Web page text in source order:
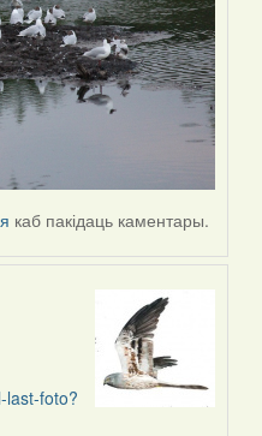
каб пакідаць каментары.
last-foto?